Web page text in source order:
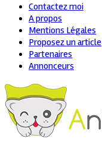
Contactez moi
A propos
Mentions Légales
Proposez un article
Partenaires
Annonceurs